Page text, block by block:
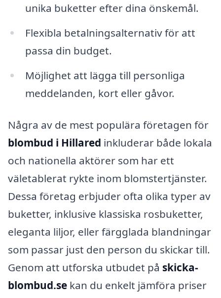
unika buketter efter dina önskemål.
Flexibla betalningsalternativ för att
passa din budget.
Möjlighet att lägga till personliga
meddelanden, kort eller gåvor.
Några av de mest populära företagen för
blombud i Hillared inkluderar både lokala
och nationella aktörer som har ett
väletablerat rykte inom blomstertjänster.
Dessa företag erbjuder ofta olika typer av
buketter, inklusive klassiska rosbuketter,
eleganta liljor, eller färgglada blandningar
som passar just den person du skickar till.
Genom att utforska utbudet på skicka-
blombud.se kan du enkelt jämföra priser